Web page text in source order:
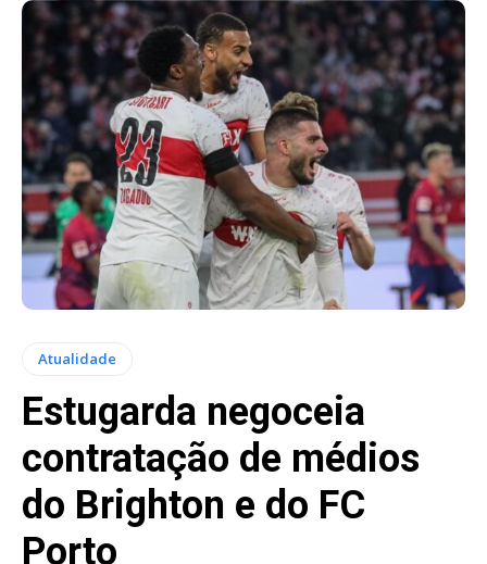
Atualidade
Estugarda negoceia
contratação de médios
do Brighton e do FC
Porto